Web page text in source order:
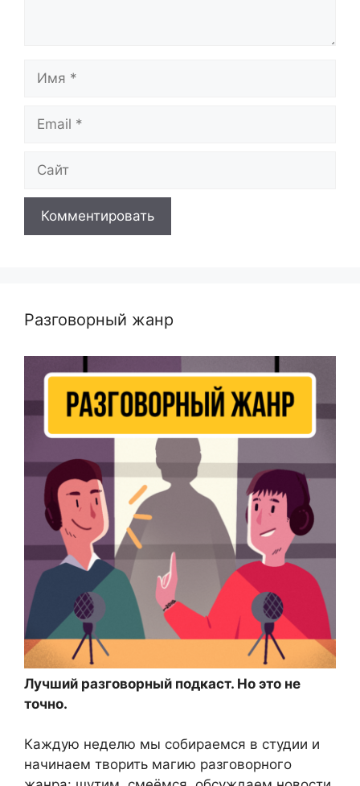
Разговорный жанр
Лучший разговорный подкаст. Но это не
точно.
Каждую неделю мы собираемся в студии и
начинаем творить магию разговорного